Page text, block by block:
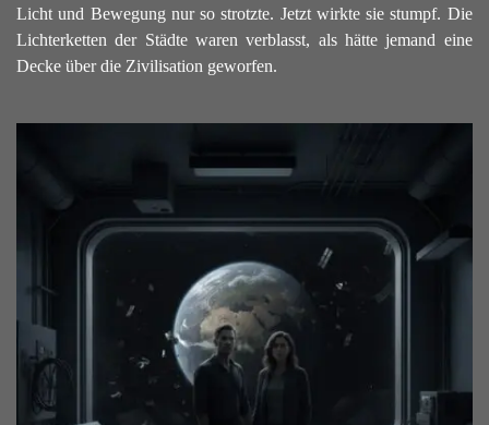
Licht und Bewegung nur so strotzte. Jetzt wirkte sie stumpf. Die
Lichterketten der Städte waren verblasst, als hätte jemand eine
Decke über die Zivilisation geworfen.